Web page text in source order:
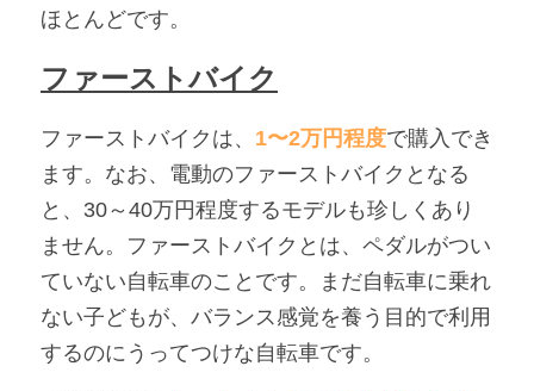
ほとんどです。
ファーストバイク
ファーストバイクは、 1〜2万円程度で購入でき
ます。なお、電動のファーストバイクとなる
と、30～40万円程度するモデルも珍しくあり
ません。ファーストバイクとは、ペダルがつい
ていない自転車のことです。まだ自転車に乗れ
ない子どもが、バランス感覚を養う目的で利用
するのにうってつけな自転車です。